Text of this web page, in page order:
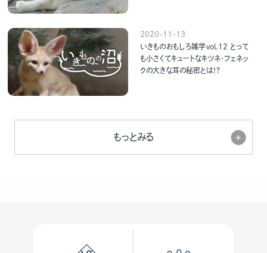
2020-11-13
いきものおもしろ雑学vol.12 とって
も小さくてキュートなキツネ・フェネッ
クの大きな耳の秘密とは！？
もっとみる